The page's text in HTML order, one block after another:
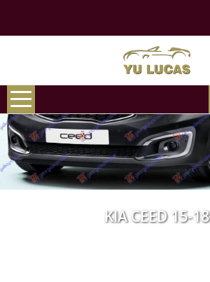
KIA CEED 15-18